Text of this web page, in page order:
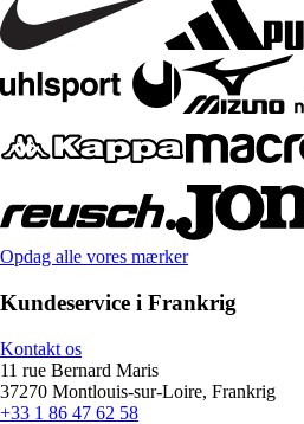
Opdag alle vores mærker
Kundeservice i Frankrig
Kontakt os
11 rue Bernard Maris
37270 Montlouis-sur-Loire, Frankrig
+33 1 86 47 62 58